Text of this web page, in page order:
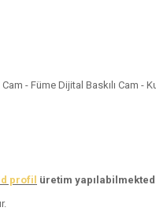
- Füme Dijital Baskılı Cam -
profil üretim